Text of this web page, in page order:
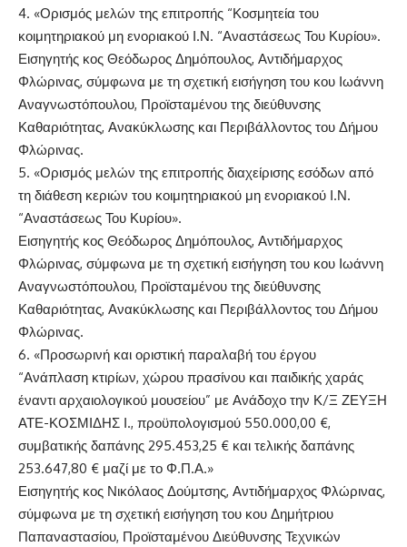
4. «Ορισμός μελών της επιτροπής “Κοσμητεία του
κοιμητηριακού μη ενοριακού Ι.Ν. “Αναστάσεως Του Κυρίου».
Εισηγητής κος Θεόδωρος Δημόπουλος, Αντιδήμαρχος
Φλώρινας, σύμφωνα με τη σχετική εισήγηση του κου Ιωάννη
Αναγνωστόπουλου, Προϊσταμένου της διεύθυνσης
Καθαριότητας, Ανακύκλωσης και Περιβάλλοντος του Δήμου
Φλώρινας.
5. «Ορισμός μελών της επιτροπής διαχείρισης εσόδων από
τη διάθεση κεριών του κοιμητηριακού μη ενοριακού Ι.Ν.
“Αναστάσεως Του Κυρίου».
Εισηγητής κος Θεόδωρος Δημόπουλος, Αντιδήμαρχος
Φλώρινας, σύμφωνα με τη σχετική εισήγηση του κου Ιωάννη
Αναγνωστόπουλου, Προϊσταμένου της διεύθυνσης
Καθαριότητας, Ανακύκλωσης και Περιβάλλοντος του Δήμου
Φλώρινας.
6. «Προσωρινή και οριστική παραλαβή του έργου
“Ανάπλαση κτιρίων, χώρου πρασίνου και παιδικής χαράς
έναντι αρχαιολογικού μουσείου” με Ανάδοχο την Κ/Ξ ΖΕΥΞΗ
ΑΤΕ-ΚΟΣΜΙΔΗΣ Ι., προϋπολογισμού 550.000,00 €,
συμβατικής δαπάνης 295.453,25 € και τελικής δαπάνης
253.647,80 € μαζί με το Φ.Π.Α.»
Εισηγητής κος Νικόλαος Δούμτσης, Αντιδήμαρχος Φλώρινας,
σύμφωνα με τη σχετική εισήγηση του κου Δημήτριου
Παπαναστασίου, Προϊσταμένου Διεύθυνσης Τεχνικών